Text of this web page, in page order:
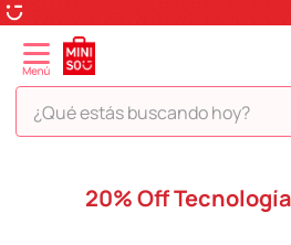
¿Qué estás buscando hoy?
20% Off
peluche